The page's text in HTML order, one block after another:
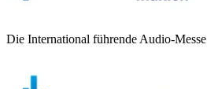
Die International führende Audio-Messe